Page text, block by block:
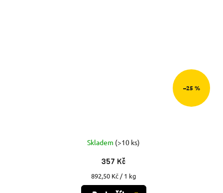
–25 %
Skladem (>10 ks)
357 Kč
Měrná
cena:
892,50 Kč / 1 kg